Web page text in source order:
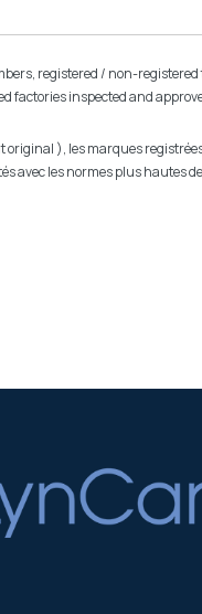
registered / non-registered
factories inspected and
original ), les marques
avec les normes plus hautes